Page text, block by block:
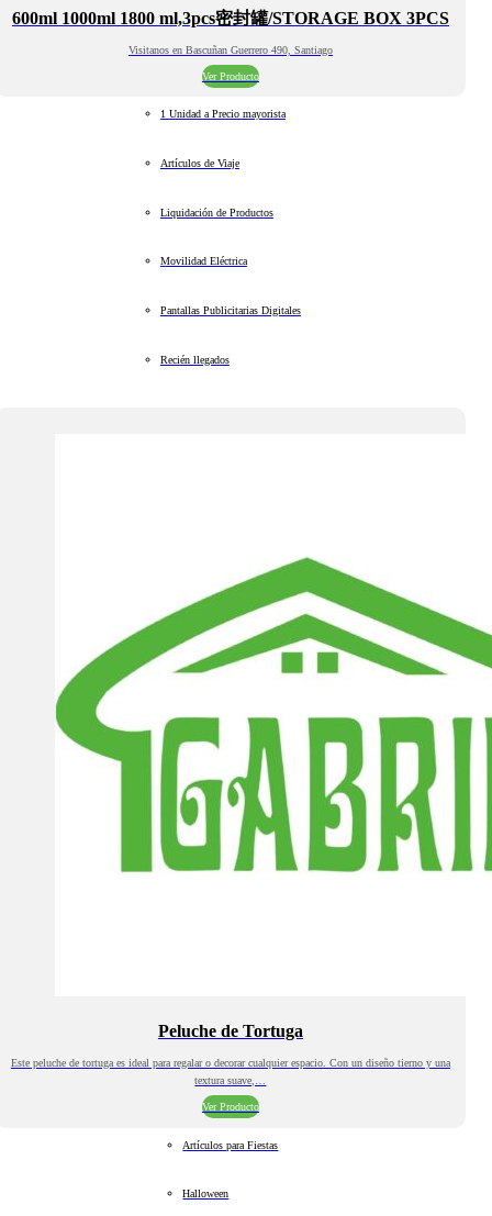
600ml 1000ml 1800 ml,3pcs密封罐/STORAGE BOX 3PCS
Visitanos en Bascuñan Guerrero 490, Santiago
Ver Producto
1 Unidad a Precio mayorista
Artículos de Viaje
Liquidación de Productos
Movilidad Eléctrica
Pantallas Publicitarias Digitales
Recién llegados
Peluche de Tortuga
Este peluche de tortuga es ideal para regalar o decorar cualquier espacio. Con un diseño tierno y una
textura suave,…
Ver Producto
Artículos para Fiestas
Halloween